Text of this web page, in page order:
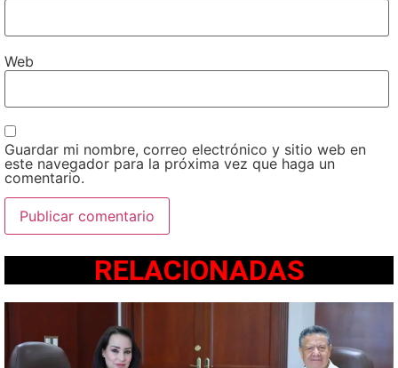
Web
Guardar mi nombre, correo electrónico y sitio web en
este navegador para la próxima vez que haga un
comentario.
RELACIONADAS